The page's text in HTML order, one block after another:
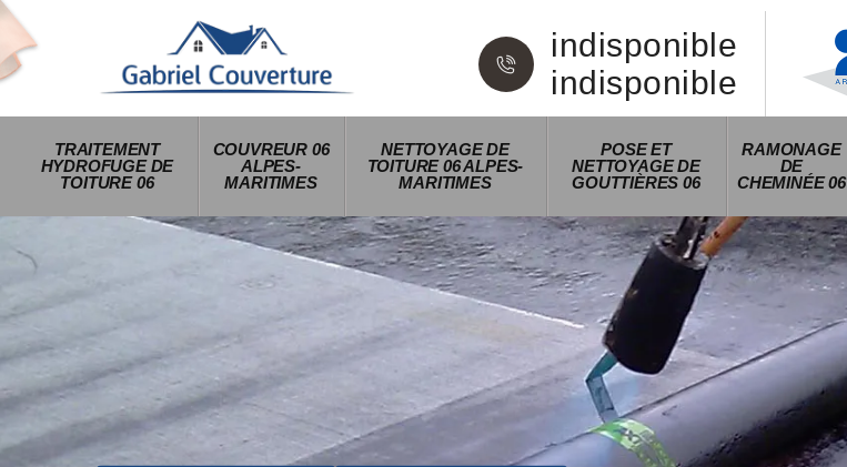
indisponible
indisponible
TRAITEMENT
HYDROFUGE DE
TOITURE 06
COUVREUR 06
ALPES-
MARITIMES
NETTOYAGE DE
TOITURE 06 ALPES-
MARITIMES
POSE ET
NETTOYAGE DE
GOUTTIÈRES 06
RAMONAGE
DE
CHEMINÉE 06